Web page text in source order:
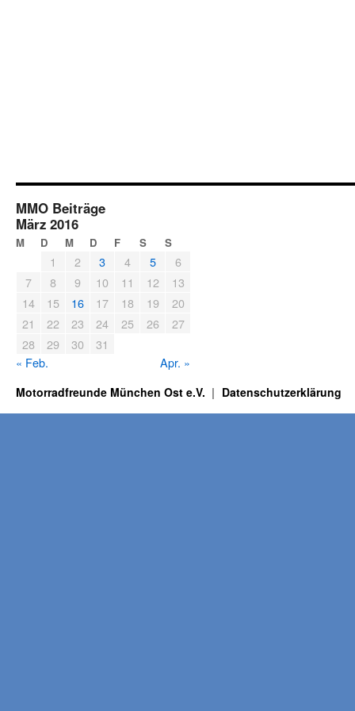
MMO Beiträge
März 2016
M D M D F S S
1 2 3 4 5
6
7
8 9 10 11 12
13
14
15 16 17 18 19
20
21
22 23 24 25 26
27
28
29 30
31
« Feb.
Apr. »
Motorradfreunde München Ost e.V. Datenschutzerklärung